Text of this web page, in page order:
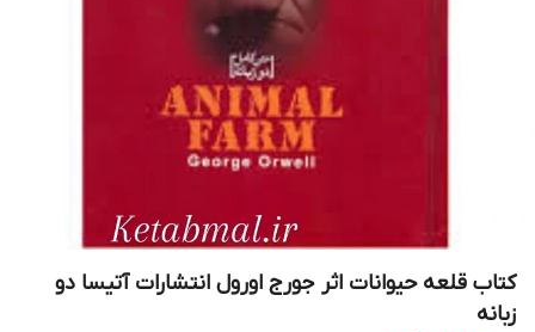
کتاب قلعه حیوانات اثر جورج اورول انتشارات آتیسا دو
زبانه